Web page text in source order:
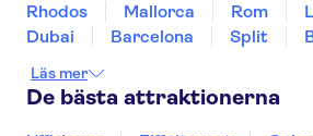
Rhodos
Mallorca Rom
Dubai
Barcelona Split
Gdansk
Oslo Helsingfors
Helsingborg
Läs mer
De bästa attraktionerna